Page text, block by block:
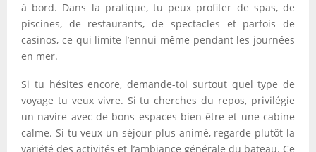
à bord. Dans la pratique, tu peux profiter de spas, de
piscines, de restaurants, de spectacles et parfois de
casinos, ce qui limite l’ennui même pendant les journées
en mer.
Si tu hésites encore, demande-toi surtout quel type de
voyage tu veux vivre. Si tu cherches du repos, privilégie
un navire avec de bons espaces bien-être et une cabine
calme. Si tu veux un séjour plus animé, regarde plutôt la
variété des activités et l’ambiance générale du bateau. Ce